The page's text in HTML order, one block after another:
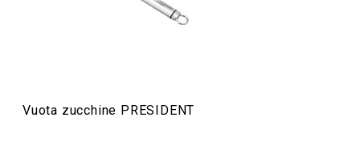
Vuota zucchine PRESIDENT